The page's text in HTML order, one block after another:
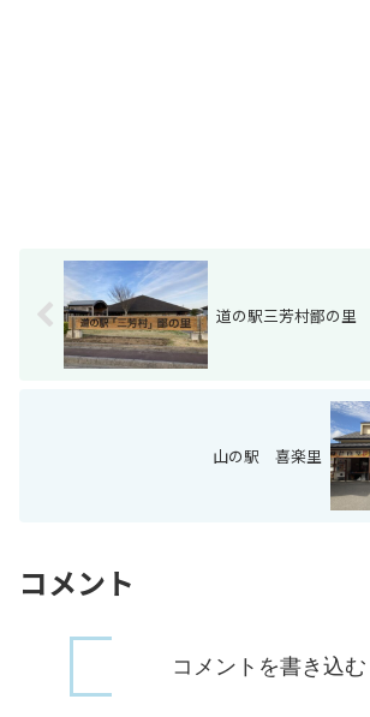
道の駅三芳村鄙の里
山の駅 喜楽里
コメント
コメントを書き込む